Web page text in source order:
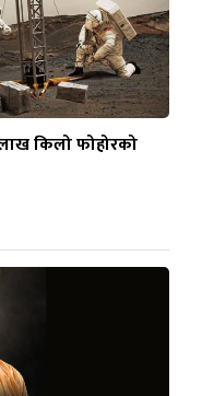
लाख किलो फोहोरको